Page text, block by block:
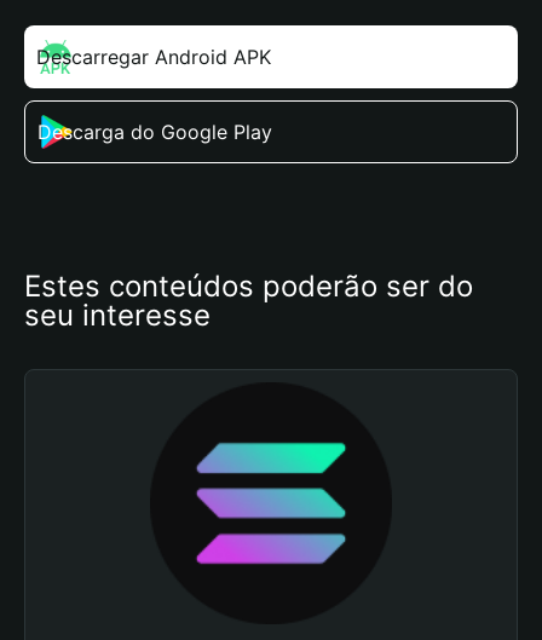
Descarregar Android APK
Descarga do Google Play
Estes conteúdos poderão ser do
seu interesse